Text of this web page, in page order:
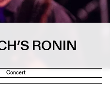
RONIN
Concert